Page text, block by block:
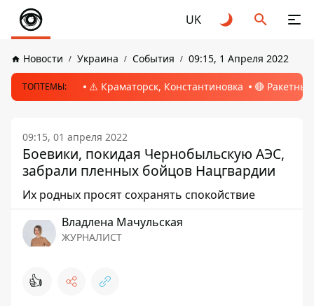
UK
Новости Украина События 09:15, 1 Апреля 2022
ТОПТЕМЫ: ⚠️ Краматорск, Константиновка 🔴
09:15, 01 апреля 2022
Боевики, покидая Чернобыльскую АЭС,
забрали пленных бойцов Нацгвардии
Их родных просят сохранять спокойствие
Владлена Мачульская
ЖУРНАЛИСТ
👍